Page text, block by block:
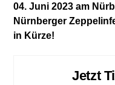
04. Juni 2023 am
Nürnberger
in Kürze!
Jetzt